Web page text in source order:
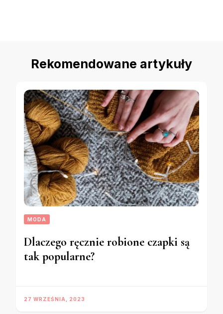
Rekomendowane artykuły
MODA
Dlaczego ręcznie robione czapki są
tak popularne?
27 WRZEŚNIA, 2023